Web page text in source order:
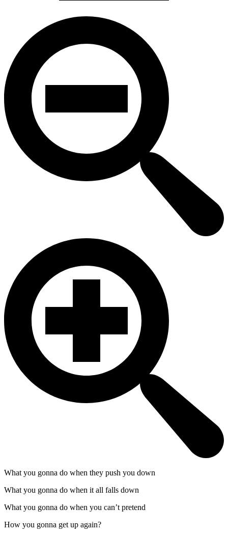
What you gonna do when they push you down
What you gonna do when it all falls down
What you gonna do when you can’t pretend
How you gonna get up again?